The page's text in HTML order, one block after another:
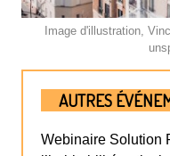
Image d'illustration,
AUTRES
Webinaire Solution